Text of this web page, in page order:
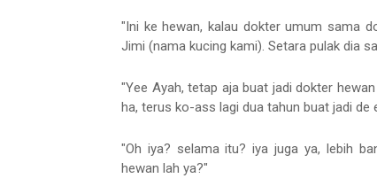
"Ini ke hewan, kalau dokter umum sama
Jimi (nama kucing kami). Setara pulak dia
"Yee Ayah, tetap aja buat jadi dokter
ha, terus ko-ass lagi dua tahun buat jadi de
"Oh iya? selama itu? iya juga ya, lebih
hewan lah ya?"